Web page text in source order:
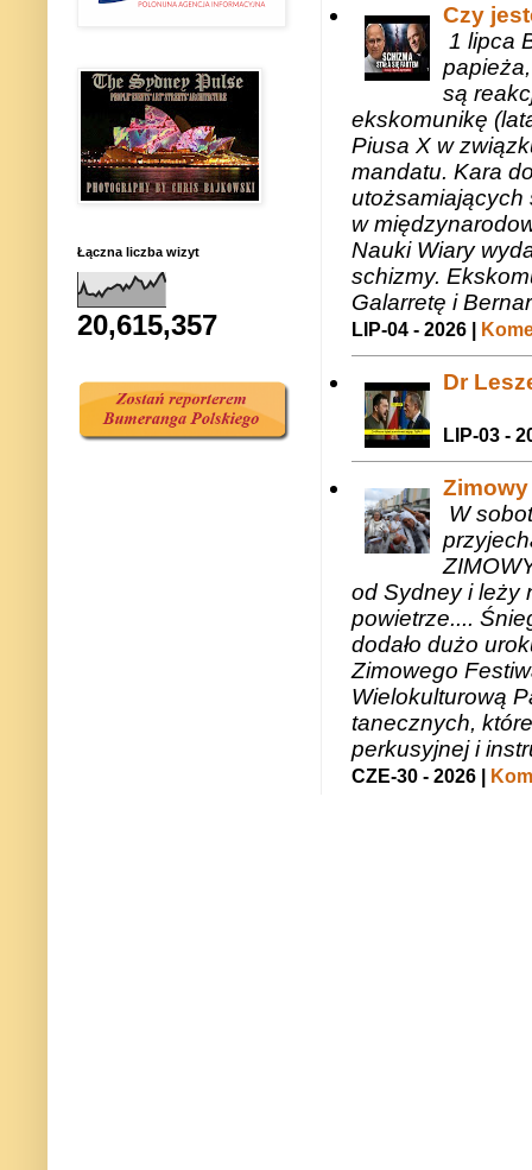
Czy
1 lipca
są
ekskomunikę
Piusa X w
mandatu. Kara
utożsamiających
w
Nauki Wiary
schizmy.
Galarretę i
LIP-04 - 2026 |
Dr
LIP-03 -
W
od Sydney i leży
powietrze....
dodało dużo
Zimowego
Wielokulturową
tanecznych,
perkusyjnej i
CZE-30 - 2026 |
Łączna liczba wizyt
20,615,357